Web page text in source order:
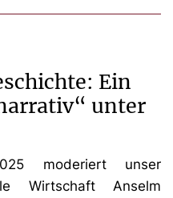
Ein
unter
moderiert unser
Wirtschaft Anselm